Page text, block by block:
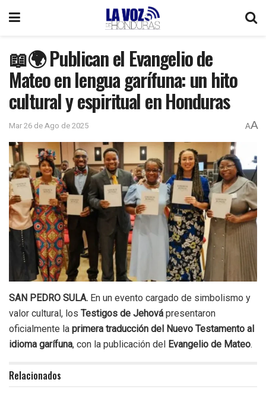
📖🌍 Publican el Evangelio de
Mateo en lengua garífuna: un hito
cultural y espiritual en Honduras
Mar 26 de Ago de 2025 AA
SAN PEDRO SULA. En un evento cargado de simbolismo y
valor cultural, los Testigos de Jehová presentaron
oficialmente la primera traducción del Nuevo Testamento al
idioma garífuna, con la publicación del Evangelio de Mateo.
Relacionados